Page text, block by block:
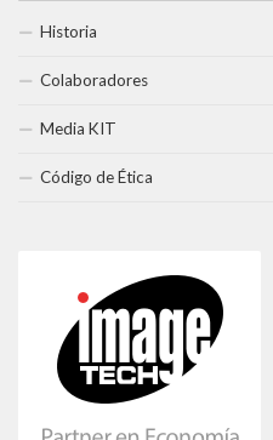
Historia
Colaboradores
Media KIT
Código de Ética